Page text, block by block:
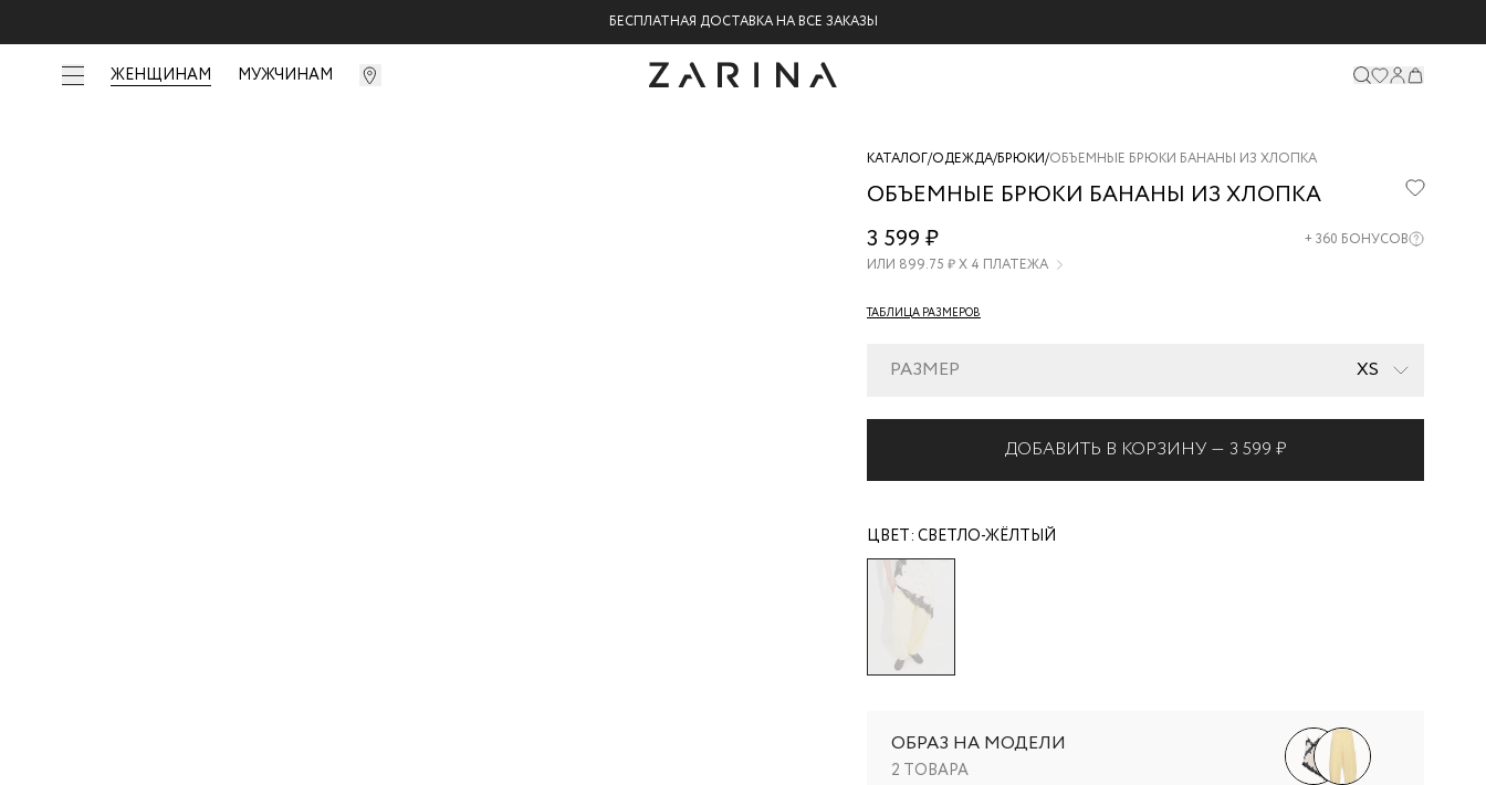
БЕСПЛАТНАЯ ДОСТАВКА НА ВСЕ ЗАКАЗЫ
ЖЕНЩИНАМ МУЖЧИНАМ
КАТАЛОГ/ОДЕЖДА/БРЮКИ/ОБЪЕМНЫЕ БРЮКИ БАНАНЫ ИЗ ХЛОПКА
ОБЪЕМНЫЕ БРЮКИ БАНАНЫ ИЗ ХЛОПКА
ZR2608032125-
133
3 599 ₽ +360 БОНУСОВ
ИЛИ 899.75 ₽ Х 4 ПЛАТЕЖА
ТАБЛИЦА РАЗМЕРОВ
РАЗМЕР XS
ДОБАВИТЬ В КОРЗИНУ — 3 599 ₽
ЦВЕТ: СВЕТЛО-ЖЁЛТЫЙ
ОБРАЗ НА МОДЕЛИ
2 ТОВАРА